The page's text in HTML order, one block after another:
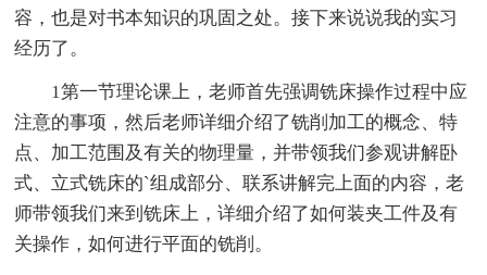
容，也是对书本知识的巩固之处。接下来说说我的实习
经历了。
1第一节理论课上，老师首先强调铣床操作过程中应
注意的事项，然后老师详细介绍了铣削加工的概念、特
点、加工范围及有关的物理量，并带领我们参观讲解卧
式、立式铣床的`组成部分、联系讲解完上面的内容，老
师带领我们来到铣床上，详细介绍了如何装夹工件及有
关操作，如何进行平面的铣削。